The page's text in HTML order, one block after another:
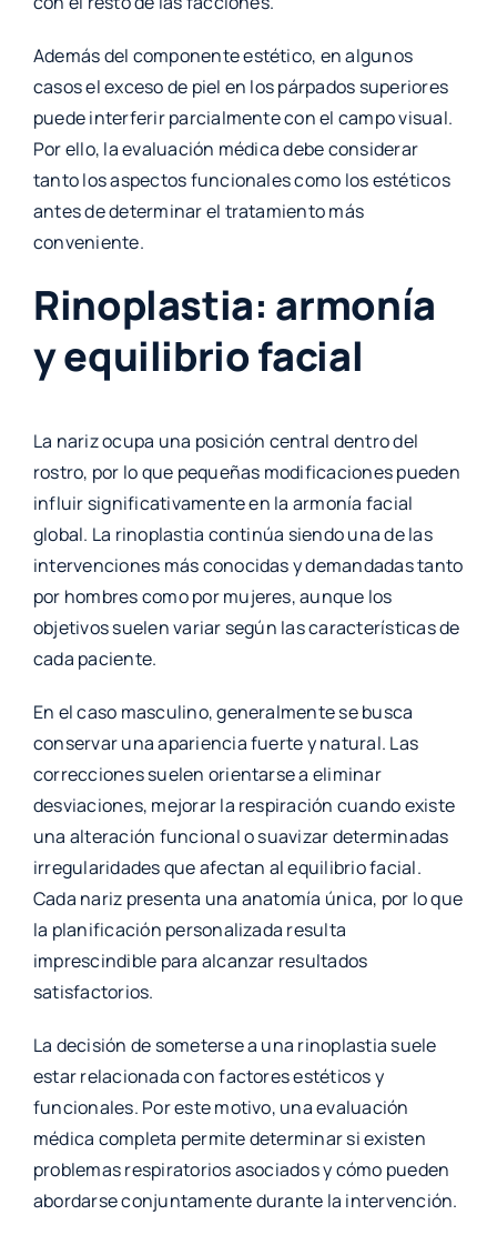
Además del componente estético, en algunos
casos el exceso de piel en los párpados superiores
puede interferir parcialmente con el campo visual.
Por ello, la evaluación médica debe considerar
tanto los aspectos funcionales como los estéticos
antes de determinar el tratamiento más
conveniente.
Rinoplastia: armonía
y equilibrio facial
La nariz ocupa una posición central dentro del
rostro, por lo que pequeñas modificaciones pueden
influir significativamente en la armonía facial
global. La rinoplastia continúa siendo una de las
intervenciones más conocidas y demandadas tanto
por hombres como por mujeres, aunque los
objetivos suelen variar según las características de
cada paciente.
En el caso masculino, generalmente se busca
conservar una apariencia fuerte y natural. Las
correcciones suelen orientarse a eliminar
desviaciones, mejorar la respiración cuando existe
una alteración funcional o suavizar determinadas
irregularidades que afectan al equilibrio facial.
Cada nariz presenta una anatomía única, por lo que
la planificación personalizada resulta
imprescindible para alcanzar resultados
satisfactorios.
La decisión de someterse a una rinoplastia suele
estar relacionada con factores estéticos y
funcionales. Por este motivo, una evaluación
médica completa permite determinar si existen
problemas respiratorios asociados y cómo pueden
abordarse conjuntamente durante la intervención.